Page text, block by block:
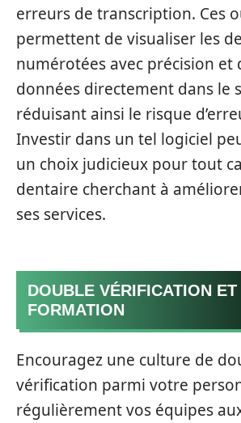
erreurs de transcription. Ces
permettent de visualiser les
numérotées avec précision et
données directement dans le
réduisant ainsi le risque
Investir dans un tel logiciel
un choix judicieux pour tout
dentaire cherchant à
ses services.
DOUBLE VÉRIFICATION ET
FORMATION
Encouragez une culture de
vérification parmi votre
régulièrement vos équipes